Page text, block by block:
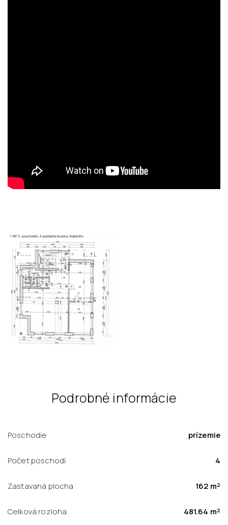
Podrobné informácie
Poschodie prízemie
Počet poschodí 4
Zastavaná plocha 162 m²
Celková rozloha 481.64 m²